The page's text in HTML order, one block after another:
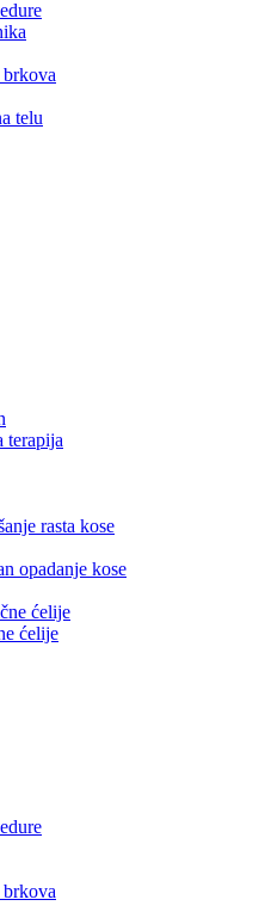
brkova
telu
terapija
rasta kose
opadanje kose
ćelije
ćelije
brkova